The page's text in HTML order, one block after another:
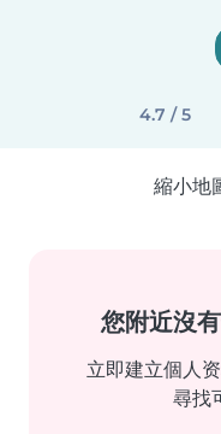
4.7 / 5
縮小地
您附近沒
立即建立個人
尋找